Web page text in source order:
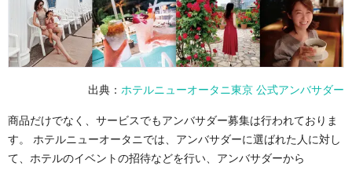
出典： ホテルニューオータニ東京 公式アンバサダー
商品だけでなく、サービスでもアンバサダー募集は行われておりま
す。 ホテルニューオータニでは、アンバサダーに選ばれた人に対し
て、ホテルのイベントの招待などを行い、アンバサダーから